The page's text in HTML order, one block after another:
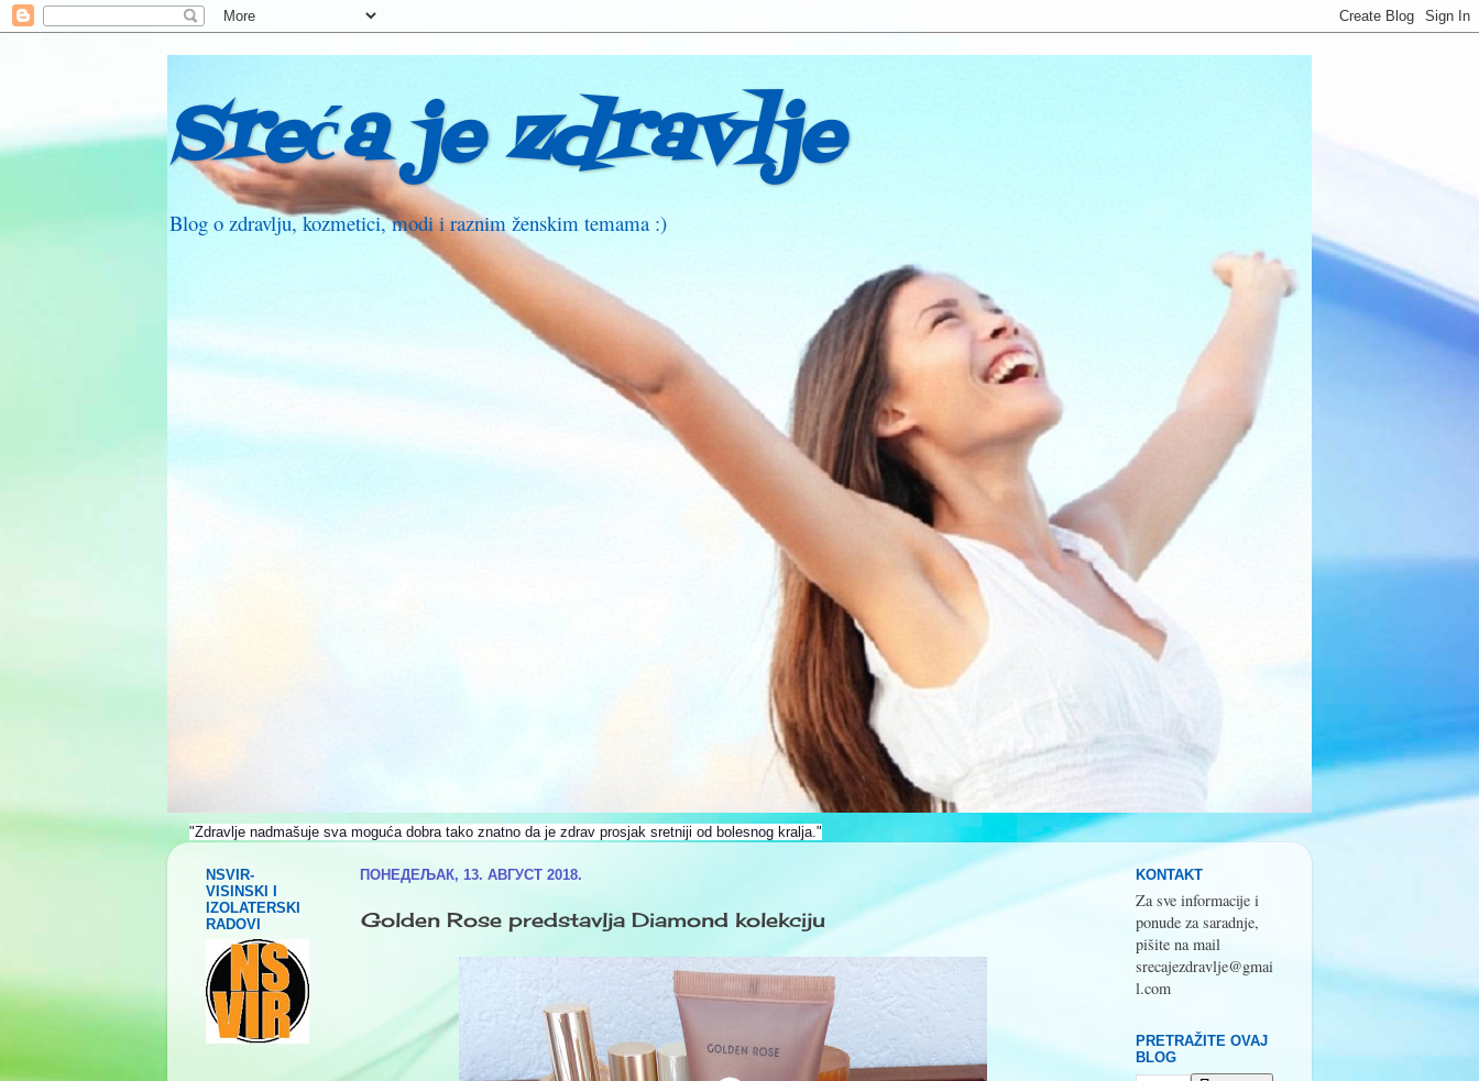
Sreća je zdravlje
Blog o zdravlju, kozmetici, modi i raznim ženskim temama :)
"Zdravlje nadmašuje sva moguća dobra tako znatno da je zdrav prosjak sretniji od bolesnog kralja."
ПОНЕДЕЉАК, 13. АВГУСТ 2018.
Golden Rose predstavlja Diamond kolekciju
NSVIR-
VISINSKI I
IZOLATERSKI
RADOVI
KONTAKT
Za sve informacije i
ponude za saradnje,
pišite na mail
srecajezdravlje@gmai
l.com
PRETRAŽITE OVAJ
BLOG